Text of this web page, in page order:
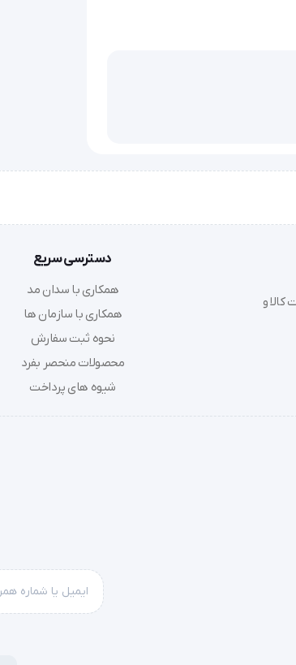
اصالت کالا و
دسترسی سریع
همکاری با سدان مد
همکاری با سازمان ها
نحوه ثبت سفارش
محصولات منحصر بفرد
شیوه های پرداخت